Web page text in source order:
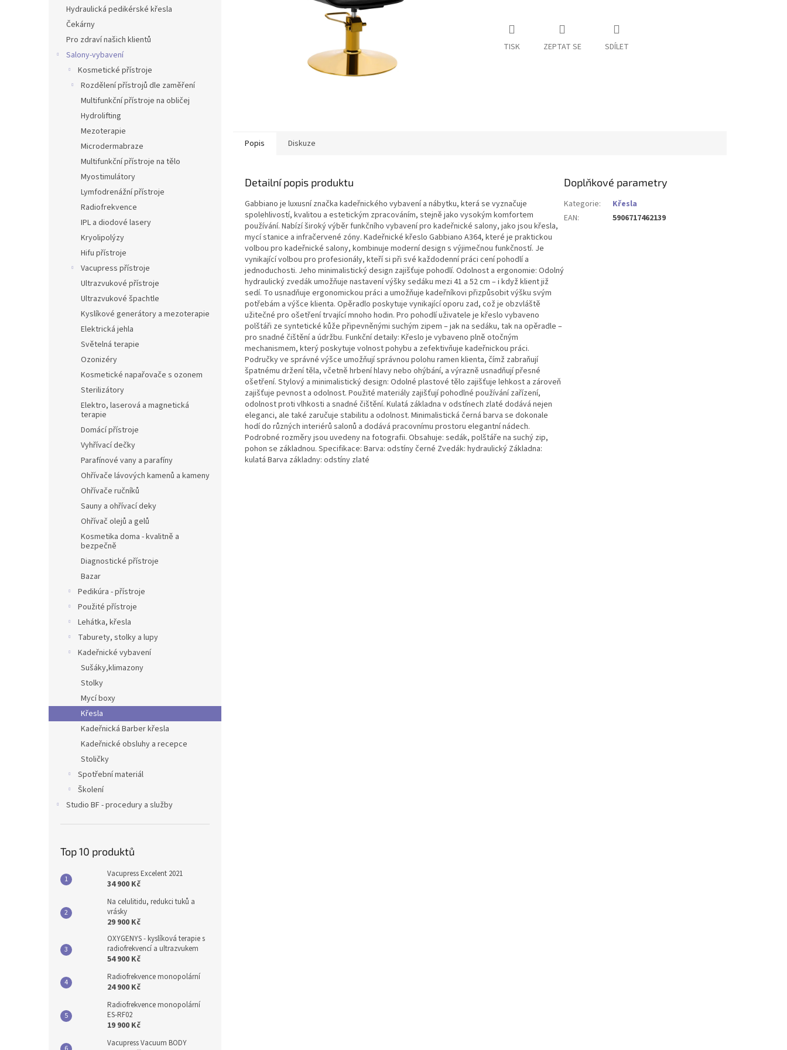
Hydraulická pedikérské křesla
Čekárny
Pro zdraví našich klientů
Salony-vybavení
Kosmetické přístroje
Rozdělení přístrojů dle zaměření
Multifunkční přístroje na obličej
Hydrolifting
Mezoterapie
Microdermabraze
Multifunkční přístroje na tělo
Myostimulátory
Lymfodrenážní přístroje
Radiofrekvence
IPL a diodové lasery
Kryolipolýzy
Hifu přístroje
Vacupress přístroje
Ultrazvukové přístroje
Ultrazvukové špachtle
Kyslíkové generátory a mezoterapie
Elektrická jehla
Světelná terapie
Ozonizéry
Kosmetické napařovače s ozonem
Sterilizátory
Elektro, laserová a magnetická
terapie
Domácí přístroje
Vyhřívací dečky
Parafínové vany a parafíny
Ohřívače lávových kamenů a kameny
Ohřívače ručníků
Sauny a ohřívací deky
Ohřívač olejů a gelů
Kosmetika doma - kvalitně a
bezpečně
Diagnostické přístroje
Bazar
Pedikúra - přístroje
Použité přístroje
Lehátka, křesla
Taburety, stolky a lupy
Kadeřnické vybavení
Sušáky,klimazony
Stolky
Mycí boxy
Křesla
Kadeřnická Barber křesla
Kadeřnické obsluhy a recepce
Stoličky
Spotřební materiál
Školení
Studio BF - procedury a služby
Top 10 produktů
Vacupress Excelent 2021
34 900 Kč
Na celulitidu, redukci tuků a
vrásky
29 900 Kč
OXYGENYS - kyslíková terapie s
radiofrekvencí a ultrazvukem
54 900 Kč
Radiofrekvence monopolární
24 900 Kč
Radiofrekvence monopolární
ES-RF02
19 900 Kč
Vacupress Vacuum BODY
TISK ZEPTAT SE SDÍLET
Popis Diskuze
Detailní popis produktu
Gabbiano je luxusní značka kadeřnického vybavení a nábytku, která se vyznačuje
spolehlivostí, kvalitou a estetickým zpracováním, stejně jako vysokým komfortem
používání. Nabízí široký výběr funkčního vybavení pro kadeřnické salony, jako jsou křesla,
mycí stanice a infračervené zóny. Kadeřnické křeslo Gabbiano A364, které je praktickou
volbou pro kadeřnické salony, kombinuje moderní design s výjimečnou funkčností. Je
vynikající volbou pro profesionály, kteří si při své každodenní práci cení pohodlí a
jednoduchosti. Jeho minimalistický design zajišťuje pohodlí. Odolnost a ergonomie: Odolný
hydraulický zvedák umožňuje nastavení výšky sedáku mezi 41 a 52 cm – i když klient již
sedí. To usnadňuje ergonomickou práci a umožňuje kadeřníkovi přizpůsobit výšku svým
potřebám a výšce klienta. Opěradlo poskytuje vynikající oporu zad, což je obzvláště
užitečné pro ošetření trvající mnoho hodin. Pro pohodlí uživatele je křeslo vybaveno
polštáři ze syntetické kůže připevněnými suchým zipem – jak na sedáku, tak na opěradle –
pro snadné čištění a údržbu. Funkční detaily: Křeslo je vybaveno plně otočným
mechanismem, který poskytuje volnost pohybu a zefektivňuje kadeřnickou práci.
Područky ve správné výšce umožňují správnou polohu ramen klienta, čímž zabraňují
špatnému držení těla, včetně hrbení hlavy nebo ohýbání, a výrazně usnadňují přesné
ošetření. Stylový a minimalistický design: Odolné plastové tělo zajišťuje lehkost a zároveň
zajišťuje pevnost a odolnost. Použité materiály zajišťují pohodlné používání zařízení,
odolnost proti vlhkosti a snadné čištění. Kulatá základna v odstínech zlaté dodává nejen
eleganci, ale také zaručuje stabilitu a odolnost. Minimalistická černá barva se dokonale
hodí do různých interiérů salonů a dodává pracovnímu prostoru elegantní nádech.
Podrobné rozměry jsou uvedeny na fotografii. Obsahuje: sedák, polštáře na suchý zip,
pohon se základnou. Specifikace: Barva: odstíny černé Zvedák: hydraulický Základna:
kulatá Barva základny: odstíny zlaté
Doplňkové parametry
Kategorie:
Křesla
EAN: 5906717462139